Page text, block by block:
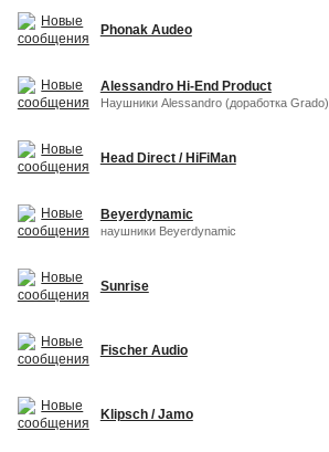
Phonak Audeo
Alessandro Hi-End Product
Наушники Alessandro (доработка Grado)
Head Direct / HiFiMan
Beyerdynamic
наушники Beyerdynamic
Sunrise
Fischer Audio
Klipsch / Jamo